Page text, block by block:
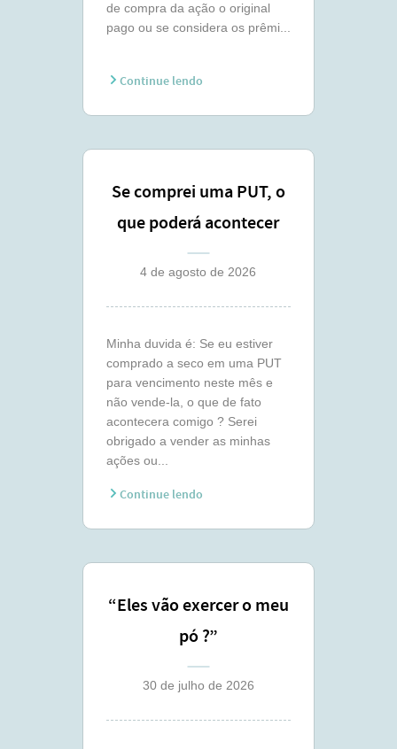
de compra da ação o original
pago ou se considera os prêmi...
Continue lendo
Se comprei uma PUT, o
que poderá acontecer
comigo ?
4 de agosto de 2026
Minha duvida é: Se eu estiver
comprado a seco em uma PUT
para vencimento neste mês e
não vende-la, o que de fato
acontecera comigo ? Serei
obrigado a vender as minhas
ações ou...
Continue lendo
“Eles vão exercer o meu
pó ?”
30 de julho de 2026